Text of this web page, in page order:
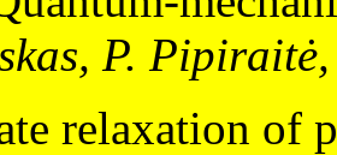
P.
relaxation of